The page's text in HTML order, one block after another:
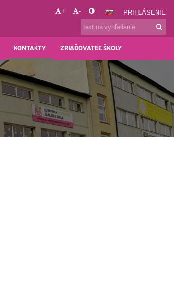
+ - PRIHLÁSENIE
KONTAKTY ZRIAĎOVATEĽ ŠKOLY